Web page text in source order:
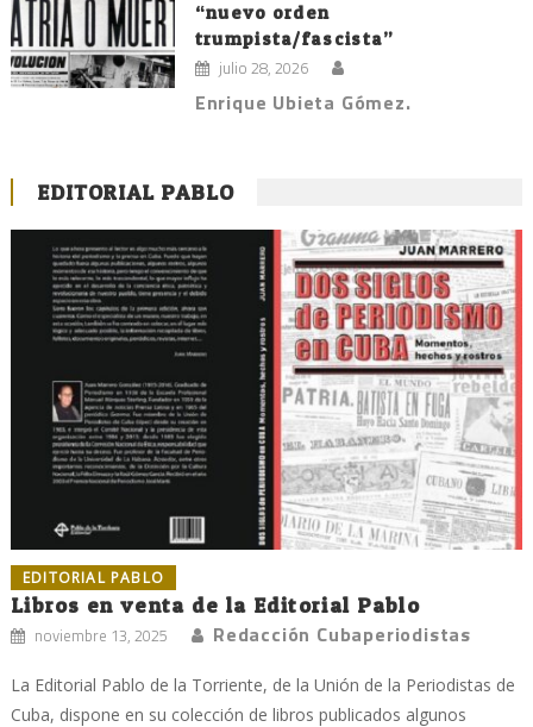
“nuevo orden
trumpista/fascista”
julio 28, 2026
Enrique Ubieta Gómez.
EDITORIAL PABLO
EDITORIAL PABLO
Libros en venta de la Editorial Pablo
noviembre 13, 2025 Redacción Cubaperiodistas
La Editorial Pablo de la Torriente, de la Unión de la Periodistas de
Cuba, dispone en su colección de libros publicados algunos